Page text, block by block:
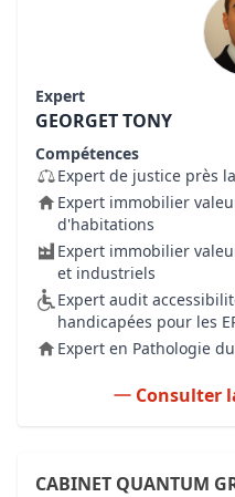
Expert
GEORGET TONY
Compétences
Expert de justice près
Expert immobilier
d'habitations
Expert immobilier
et industriels
Expert audit
handicapées pour les
Expert en Pathologie
Consulter
CABINET QUANTUM